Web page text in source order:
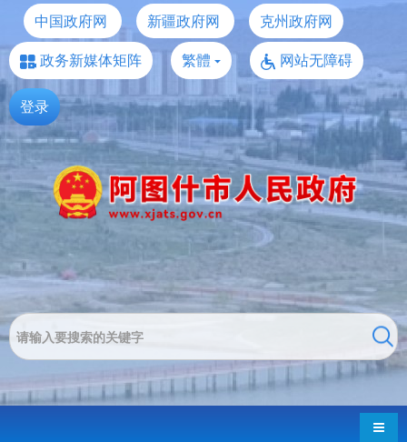
中国政府网 新疆政府网
克州政府网
政务新媒体矩阵
繁體 网站无障碍
登录
导航